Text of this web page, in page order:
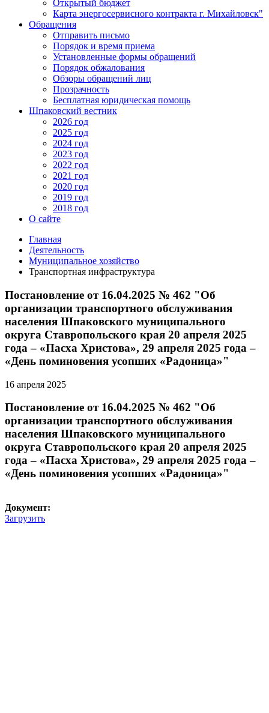
Открытый бюджет
Карта энергосервисного контракта г. Михайловск"
Обращения
Отправить письмо
Порядок и время приема
Установленные формы обращений
Порядок обжалования
Обзоры обращений лиц
Прозрачность
Бесплатная юридическая помощь
Шпаковский вестник
2026 год
2025 год
2024 год
2023 год
2022 год
2021 год
2020 год
2019 год
2018 год
О сайте
Главная
Деятельность
Муниципальное хозяйство
Транспортная инфраструктура
Постановление от 16.04.2025 № 462 "Об
организации транспортного обслуживания
населения Шпаковского муниципального
округа Ставропольского края 20 апреля 2025
года – «Пасха Христова», 29 апреля 2025 года –
«День поминовения усопших «Радоница»"
16 апреля 2025
Постановление от 16.04.2025 № 462 "Об
организации транспортного обслуживания
населения Шпаковского муниципального
округа Ставропольского края 20 апреля 2025
года – «Пасха Христова», 29 апреля 2025 года –
«День поминовения усопших «Радоница»"
Документ:
Загрузить